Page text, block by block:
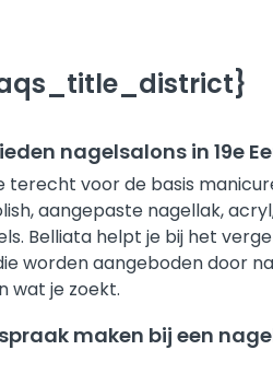
nagelsalons in 19e
terecht voor de basis
aangepaste nagellak,
Belliata helpt je bij het
worden aangeboden door
wat je zoekt.
maken bij een